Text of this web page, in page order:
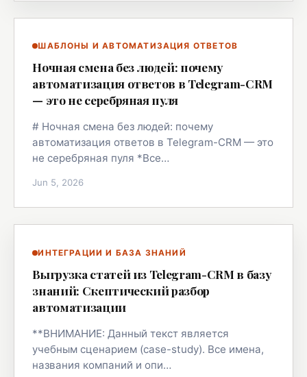
ШАБЛОНЫ И АВТОМАТИЗАЦИЯ ОТВЕТОВ
Ночная смена без людей: почему
автоматизация ответов в Telegram-CRM
— это не серебряная пуля
# Ночная смена без людей: почему
автоматизация ответов в Telegram-CRM — это
не серебряная пуля *Все…
Jun 5, 2026
ИНТЕГРАЦИИ И БАЗА ЗНАНИЙ
Выгрузка статей из Telegram-CRM в базу
знаний: Скептический разбор
автоматизации
**ВНИМАНИЕ: Данный текст является
учебным сценарием (case-study). Все имена,
названия компаний и опи…